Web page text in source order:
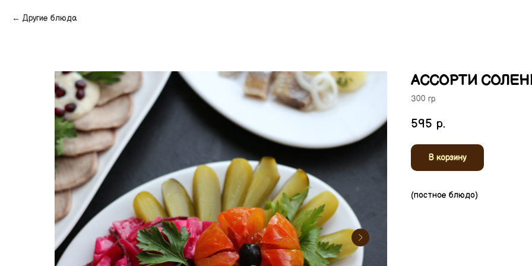
Другие блюда
АССОРТИ
300 гр
595 р.
В корзину
(постное блюдо)